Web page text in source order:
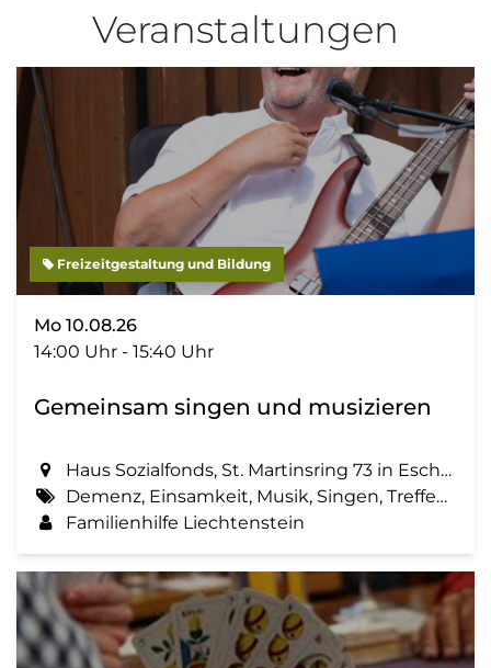
Veranstaltungen
Freizeitgestaltung und Bildung
Mo 10.08.26
14:00 Uhr - 15:40 Uhr
Gemeinsam singen und musizieren
Haus Sozialfonds, St. Martinsring 73 in Eschen
Demenz, Einsamkeit, Musik, Singen, Treffen, Zemma tua - Senioren gemeinsam aktiv
Familienhilfe Liechtenstein